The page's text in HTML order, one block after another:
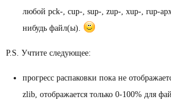
любой pck-, cup-, sup-, zup-, xup-, rup-
нибудь файл(ы).
P.S. Учтите следующее:
прогресс распаковки пока не
zlib, отображается только 0-100% для